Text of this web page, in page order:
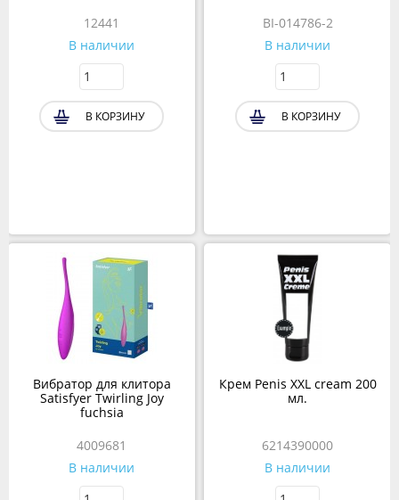
12441
В наличии
В КОРЗИНУ
Вибратор для клитора
Satisfyer Twirling Joy
fuchsia
4009681
В наличии
BI-014786-2
В наличии
В КОРЗИНУ
Крем Penis XXL cream 200
мл.
6214390000
В наличии